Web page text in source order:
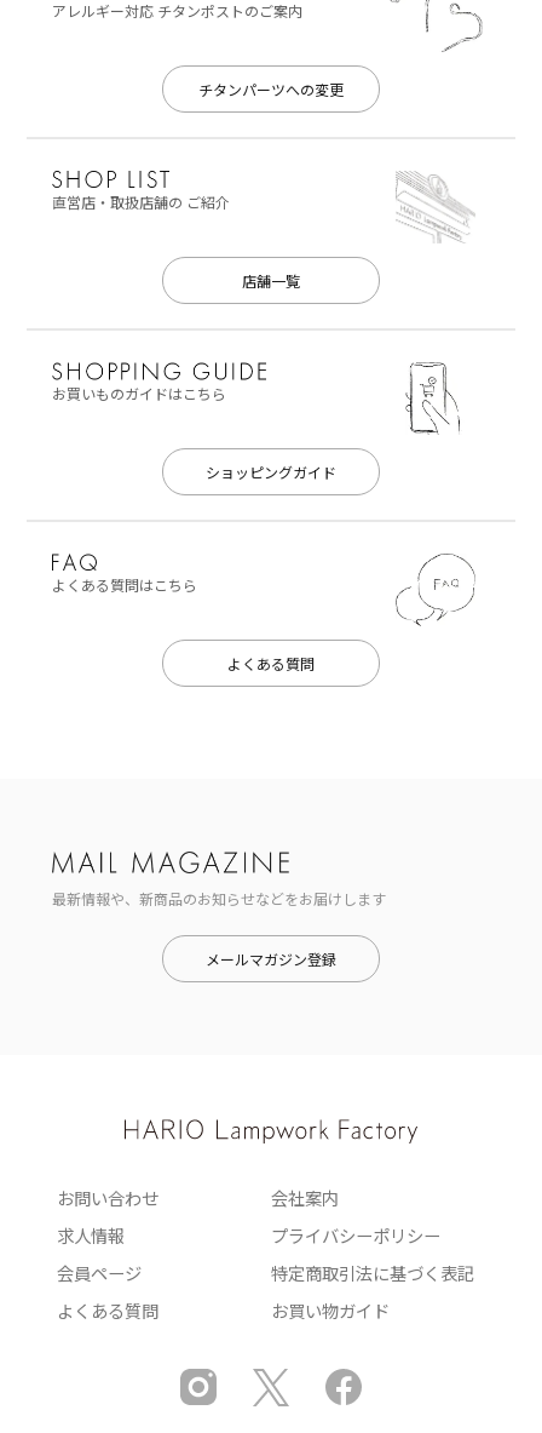
アレルギー対応チタンポストのご案内
チタンパーツへの変更
直営店・取扱店舗の ご紹介
店舗一覧
お買いものガイドはこちら
ショッピングガイド
よくある質問はこちら
よくある質問
最新情報や、新商品のお知らせなどをお届けします
メールマガジン登録
お問い合わせ
会社案内
求人情報
プライバシーポリシー
会員ページ
特定商取引法に基づく表記
よくある質問
お買い物ガイド